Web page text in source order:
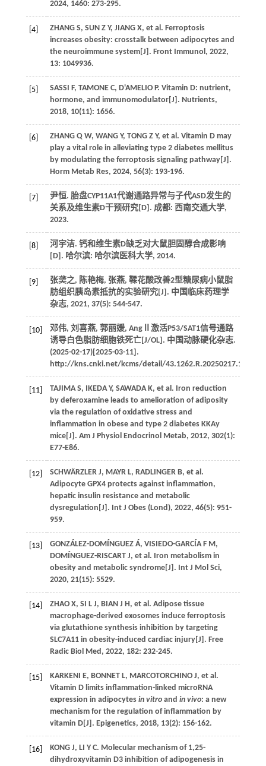
2024, 1460: 273-295.
[4]
ZHANG S, SUN Z Y, JIANG X, et al. Ferroptosis
increases obesity: crosstalk between adipocytes and
the neuroimmune system[J]. Front Immunol, 2022,
13: 1049936.
[5]
SASSI F, TAMONE C, D'AMELIO P. Vitamin D: nutrient,
hormone, and immunomodulator[J]. Nutrients,
2018, 10(11): 1656.
[6]
ZHANG Q W, WANG Y, TONG Z Y, et al. Vitamin D may
play a vital role in alleviating type 2 diabetes mellitus
by modulating the ferroptosis signaling pathway[J].
Horm Metab Res, 2024, 56(3): 193-196.
[7]
尹恒. 胎盘CYP11A1代谢通路异常与子代ASD发生的
关系及维生素D干预研究[D]. 成都: 西南交通大学,
2023.
[8]
河宇洁. 钙和维生素D缺乏对大鼠胆固醇合成影响
[D]. 哈尔滨: 哈尔滨医科大学, 2014.
[9]
张䶮之, 陈艳梅, 张燕, 鞣花酸改善2型糖尿病小鼠脂
肪组织胰岛素抵抗的实验研究[J]. 中国临床药理学
杂志, 2021, 37(5): 544-547.
[10]
邓伟, 刘喜燕, 郭丽媛, AngⅡ激活P53/SAT1信号通路
诱导白色脂肪细胞铁死亡[J/OL]. 中国动脉硬化杂志.
(2025-02-17)[2025-03-11].
http://kns.cnki.net/kcms/detail/
[11]
TAJIMA S, IKEDA Y, SAWADA K, et al. Iron reduction
by deferoxamine leads to amelioration of adiposity
via the regulation of oxidative stress and
inflammation in obese and type 2 diabetes KKAy
mice[J]. Am J Physiol Endocrinol Metab, 2012, 302(1):
E77-E86.
[12]
SCHWÄRZLER J, MAYR L, RADLINGER B, et al.
Adipocyte GPX4 protects against inflammation,
hepatic insulin resistance and metabolic
dysregulation[J]. Int J Obes (Lond), 2022, 46(5): 951-
959.
[13]
GONZÁLEZ-DOMÍNGUEZ Á, VISIEDO-GARCÍA F M,
DOMÍNGUEZ-RISCART J, et al. Iron metabolism in
obesity and metabolic syndrome[J]. Int J Mol Sci,
2020, 21(15): 5529.
[14]
ZHAO X, SI L J, BIAN J H, et al. Adipose tissue
macrophage-derived exosomes induce ferroptosis
via glutathione synthesis inhibition by targeting
SLC7A11 in obesity-induced cardiac injury[J]. Free
Radic Biol Med, 2022, 182: 232-245.
[15]
KARKENI E, BONNET L, MARCOTORCHINO J, et al.
Vitamin D limits inflammation-linked microRNA
expression in adipocytes in vitroand in vivo: a new
mechanism for the regulation of inflammation by
vitamin D[J]. Epigenetics, 2018, 13(2): 156-162.
[16]
KONG J, LI Y C. Molecular mechanism of 1,25-
dihydroxyvitamin D3 inhibition of adipogenesis in